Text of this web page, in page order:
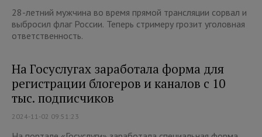
28-летний мужчина во время прямой трансляции сорвал и
выбросил флаг России. Теперь стримеру грозит уголовная
ответственность.
На Госуслугах заработала форма для
регистрации блогеров и каналов с 10
тыс. подписчиков
2024-11-02 09:51:23